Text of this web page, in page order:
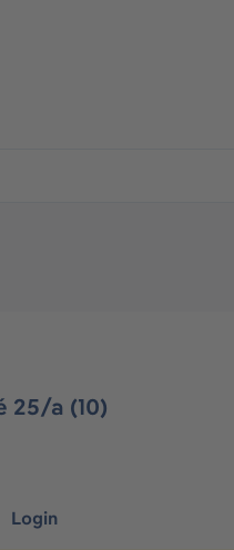
25/a (10)
Login